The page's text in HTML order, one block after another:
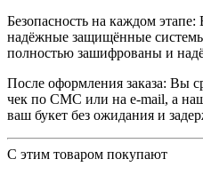
Безопасность на каждом этапе:
надёжные защищённые
полностью зашифрованы и
После оформления заказа: Вы
чек по СМС или на e-mail, а
ваш букет без ожидания и
С этим товаром покупают